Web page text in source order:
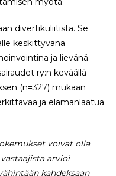
divertikuliitista. Se
keskittyvänä
ja lievänä
ry:n keväällä
(n=327) mukaan
ja elämänlaatua
voivat olla
arvioi
kahdeksaan